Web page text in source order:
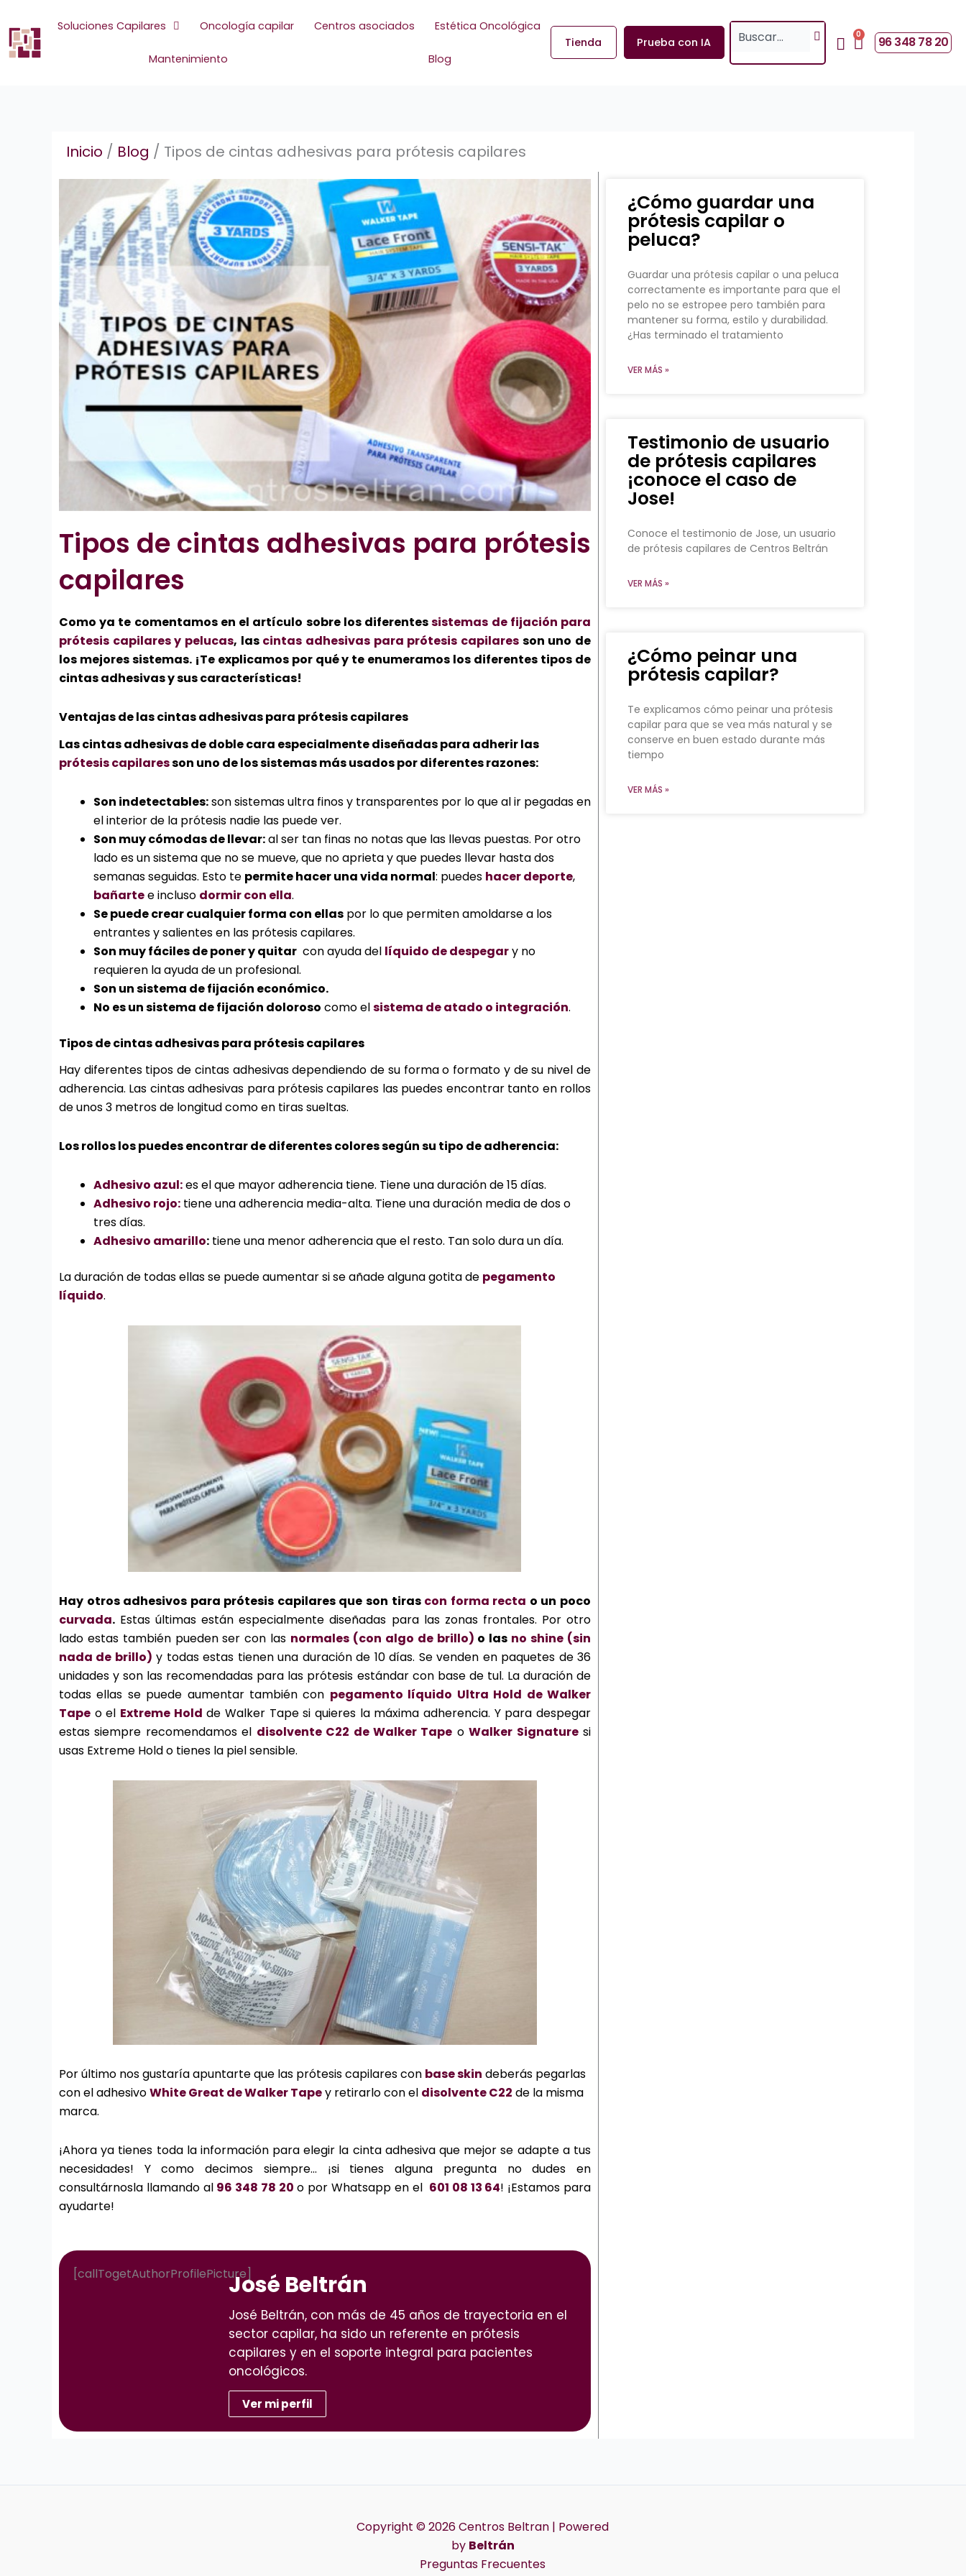
al
contenido
Soluciones Capilares Oncología capilar Centros asociados Estética Oncológica
Mantenimiento Blog
Tienda Prueba con IA
Search 0
Cart96 348 78 20
Inicio / Blog / Tipos de cintas adhesivas para prótesis capilares
Tipos de cintas adhesivas para prótesis
capilares
Como ya te comentamos en el artículo sobre los diferentessistemas de fijación para
prótesis capilares y pelucas, las cintas adhesivas para prótesis capilares son uno de
los mejores sistemas. ¡Te explicamos por qué y te enumeramos los diferentes tipos de
cintas adhesivas y sus características!
Ventajas de las cintas adhesivas para prótesis capilares
Las cintas adhesivas de doble cara especialmente diseñadas para adherir las
prótesis capilaresson uno de los sistemas más usados por diferentes razones:
Son indetectables:son sistemas ultra finos y transparentes por lo que al ir pegadas en
el interior de la prótesis nadie las puede ver.
Son muy cómodas de llevar:al ser tan finas no notas que las llevas puestas. Por otro
lado es un sistema que no se mueve, que no aprieta y que puedes llevar hasta dos
semanas seguidas. Esto te permite hacer una vida normal: puedes hacer deporte,
bañartee incluso dormir con ella.
Se puede crear cualquier forma con ellas por lo que permiten amoldarse a los
entrantes y salientes en las prótesis capilares.
Son muy fáciles de poner y quitar con ayuda del líquido de despegary no
requieren la ayuda de un profesional.
Son un sistema de fijación económico.
No es un sistema de fijación doloroso como elsistema de atado o integración.
Tipos de cintas adhesivas para prótesis capilares
Hay diferentes tipos de cintas adhesivas dependiendo de su forma o formato y de su nivel de
adherencia. Las cintas adhesivas para prótesis capilares las puedes encontrar tanto en rollos
de unos 3 metros de longitud como en tiras sueltas.
Los rollos los puedes encontrar de diferentes colores según su tipo de adherencia:
Adhesivo azul:es el que mayor adherencia tiene. Tiene una duración de 15 días.
Adhesivo rojo: tiene una adherencia media-alta. Tiene una duración media de dos o
tres días.
Adhesivo amarillo: tiene una menor adherencia que el resto. Tan solo dura un día.
La duración de todas ellas se puede aumentar si se añade alguna gotita de pegamento
líquido.
Hay otros adhesivos para prótesis capilares que son tiras con forma recta o un poco
curvada. Estas últimas están especialmente diseñadas para las zonas frontales. Por otro
lado estas también pueden ser con las normales (con algo de brillo) o las no shine (sin
nada de brillo) y todas estas tienen una duración de 10 días. Se venden en paquetes de 36
unidades y son las recomendadas para las prótesis estándar con base de tul. La duración de
todas ellas se puede aumentar también con pegamento líquido Ultra Hold de Walker
Tape o el Extreme Hold de Walker Tape si quieres la máxima adherencia. Y para despegar
estas siempre recomendamos el disolvente C22 de Walker Tape oWalker Signaturesi
usas Extreme Hold o tienes la piel sensible.
Por último nos gustaría apuntarte que las prótesis capilares con base skin deberás pegarlas
con el adhesivoWhite Great de Walker Tapey retirarlo con el disolvente C22 de la misma
marca.
¡Ahora ya tienes toda la información para elegir la cinta adhesiva que mejor se adapte a tus
necesidades! Y como decimos siempre… ¡si tienes alguna pregunta no dudes en
consultárnosla llamando al 96 348 78 20 o por Whatsapp en el 601 08 13 64! ¡Estamos para
ayudarte!
[callTogetAuthorProfilePicture]José Beltrán
José Beltrán, con más de 45 años de trayectoria en el
sector capilar, ha sido un referente en prótesis
capilares y en el soporte integral para pacientes
oncológicos.
Ver mi perfil
¿Cómo guardar una
prótesis capilar o
peluca?
Guardar una prótesis capilar o una peluca
correctamente es importante para que el
pelo no se estropee pero también para
mantener su forma, estilo y durabilidad.
¿Has terminado el tratamiento
VER MÁS »
Testimonio de usuario
de prótesis capilares
¡conoce el caso de
Jose!
Conoce el testimonio de Jose, un usuario
de prótesis capilares de Centros Beltrán
VER MÁS »
¿Cómo peinar una
prótesis capilar?
Te explicamos cómo peinar una prótesis
capilar para que se vea más natural y se
conserve en buen estado durante más
tiempo
VER MÁS »
Copyright © 2026 Centros Beltran | Powered
by Beltrán
Preguntas Frecuentes